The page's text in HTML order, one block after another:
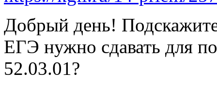
Добрый день!
ЕГЭ нужно сдавать для
52.03.01?